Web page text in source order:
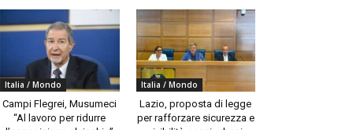
Italia / Mondo
Campi Flegrei, Musumeci
“Al lavoro per ridurre
Italia / Mondo
Lazio, proposta di legge
per rafforzare sicurezza e